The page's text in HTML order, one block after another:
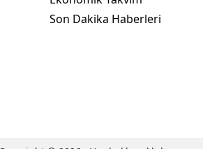
Son Dakika Haberleri